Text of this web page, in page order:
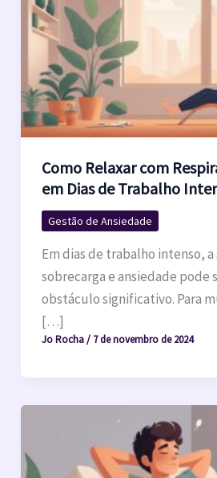
Como Relaxar com
em Dias de Trabalho
Gestão de Ansiedade
Em dias de trabalho intenso, a
sobrecarga e ansiedade pode
obstáculo significativo. Para
[…]
Jo Rocha/ 7 de novembro de 2024